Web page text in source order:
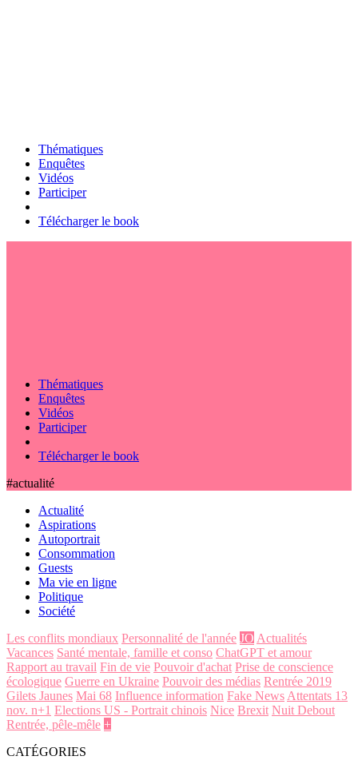
Thématiques
Enquêtes
Vidéos
Participer
Télécharger le book
Thématiques
Enquêtes
Vidéos
Participer
Télécharger le book
#actualité
Actualité
Aspirations
Autoportrait
Consommation
Guests
Ma vie en ligne
Politique
Société
Les conflits mondiaux Personnalité de l'année JO Actualités
Vacances Santé mentale, famille et conso ChatGPT et amour
Rapport au travail Fin de vie Pouvoir d'achat Prise de conscience
écologique Guerre en Ukraine Pouvoir des médias Rentrée 2019
Gilets Jaunes Mai 68 Influence information Fake News Attentats 13
nov. n+1 Elections US - Portrait chinois Nice Brexit Nuit Debout
Rentrée, pêle-mêle +
CATÉGORIES